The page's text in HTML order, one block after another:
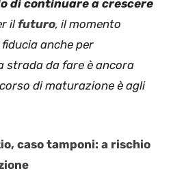
di continuare a crescere
ilfuturo, il momento
anche per
strada da fare è ancora
di maturazione è agli
caso tamponi: a rischio